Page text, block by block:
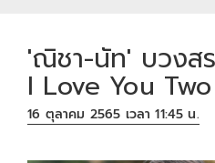
'ณิชา-นัท' บวงส
I Love You
16 ตุลาคม 2565 เวลา 11:45 น.